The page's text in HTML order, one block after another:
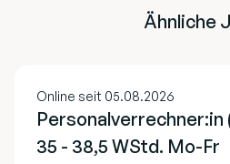
Ähnliche
Online seit 05.08.2026
35 - 38,5 WStd. Mo-Fr